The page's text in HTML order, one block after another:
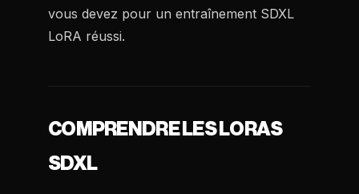
vous devez pour un entraînement SDXL
LoRA réussi.
COMPRENDRE LES LORAS
SDXL